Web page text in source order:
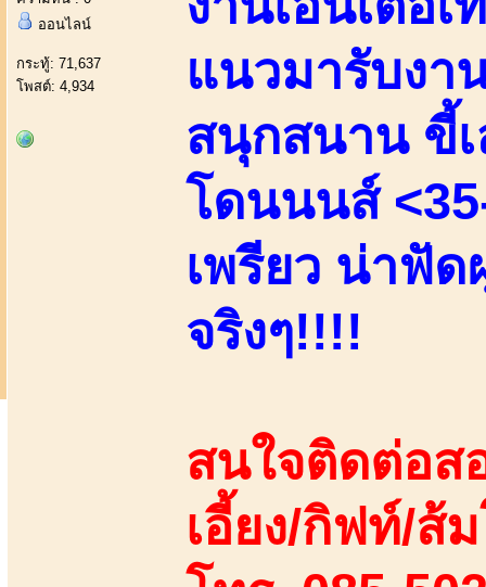
ออนไลน์
กระทู้: 71,637
โพสต์: 4,934
แนวมารับงา
สนุกสนาน ขี้
โดนนนส์
เพรียว น่าฟัด
จริงๆ!!!!
สนใจติดต่อส
เอี้ยง/กิฟท์/ส้